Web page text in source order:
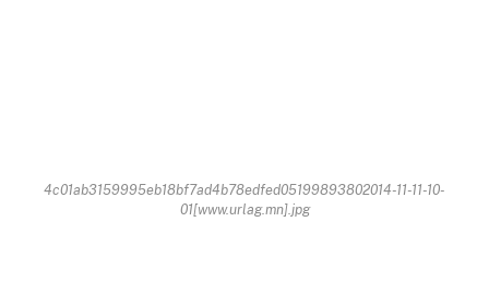
4c01ab3159995eb18bf7ad4b78edfed05199893802014-11-11-10-
01[www.urlag.mn].jpg